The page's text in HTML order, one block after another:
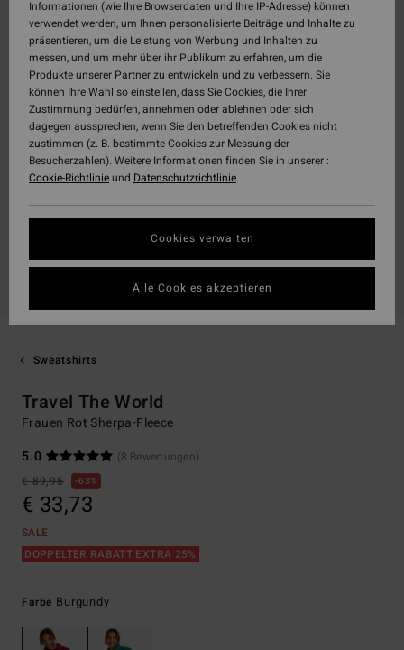
Sweatshirts
Travel The World
Frauen Rot Sherpa-Fleece
5.0
(8 Bewertungen)
€ 89,95
63%
€ 33,73
SALE
DOPPELTER RABATT EXTRA 25%
Farbe Burgundy
Informationen (wie Ihre Browserdaten und Ihre IP-Adresse) können
verwendet werden, um Ihnen personalisierte Beiträge und Inhalte zu
präsentieren, um die Leistung von Werbung und Inhalten zu
messen, und um mehr über ihr Publikum zu erfahren, um die
Produkte unserer Partner zu entwickeln und zu verbessern. Sie
können Ihre Wahl so einstellen, dass Sie Cookies, die Ihrer
Zustimmung bedürfen, annehmen oder ablehnen oder sich
dagegen aussprechen, wenn Sie den betreffenden Cookies nicht
zustimmen (z. B. bestimmte Cookies zur Messung der
Besucherzahlen). Weitere Informationen finden Sie in unserer :
Cookie-Richtlinieund Datenschutzrichtlinie
Cookies verwalten
Alle Cookies akzeptieren